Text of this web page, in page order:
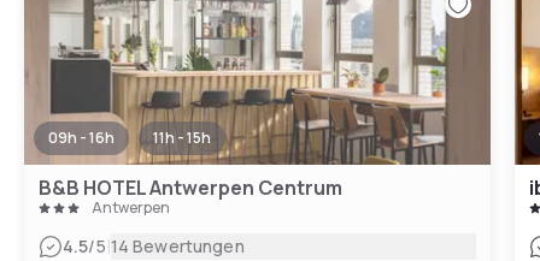
09h - 16h 11h - 15h
B&B HOTEL Antwerpen Centrum
Antwerpen
4.5/5|14 Bewertungen